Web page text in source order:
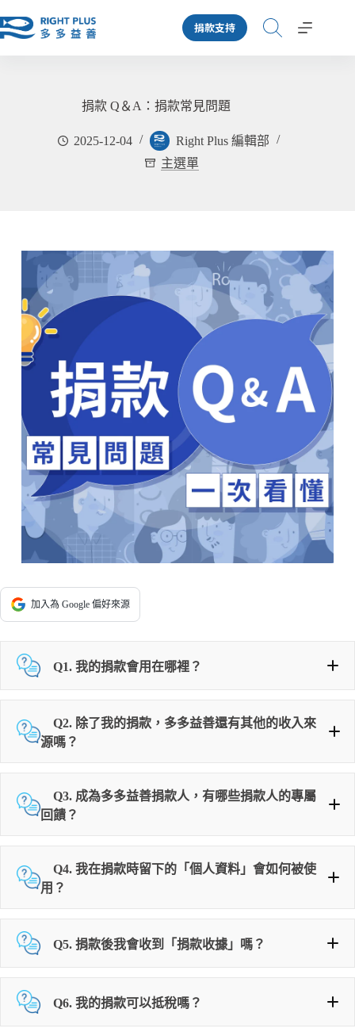
至
捐款支持
捐款 Q＆A：捐款常見問題
2025-12-04
Right Plus 編輯部
主選單
加入為 Google 偏好來源
Q1. 我的捐款會用在哪裡？
年度成
Q2. 除了我的捐款，多多益善還有其他的收入來
源嗎？
Q3. 成為多多益善捐款人，有哪些捐款人的專屬
回饋？
1. 當年度定期定額捐款（不限金額），或單筆捐款滿
NT$3000
➊ 捐款限定小禮
Q4. 我在捐款時留下的「個人資料」會如何被使
用？
Q5. 捐款後我會收到「捐款收據」嗎？
Q6. 我的捐款可以抵稅嗎？